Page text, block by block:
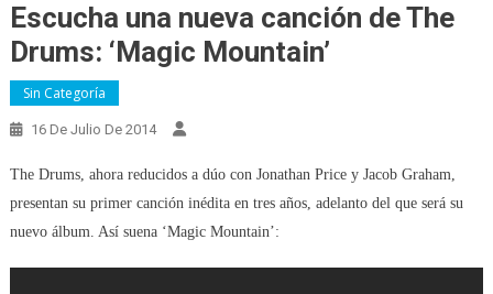
Escucha una nueva canción de The
Drums: ‘Magic Mountain’
Sin Categoría
16 De Julio De 2014
The Drums, ahora reducidos a dúo con Jonathan Price y Jacob Graham,
presentan su primer canción inédita en tres años, adelanto del que será su
nuevo álbum. Así suena ‘Magic Mountain’: